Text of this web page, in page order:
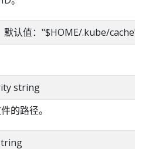
认值："$HOME/.kube/cache"
string
的路径。